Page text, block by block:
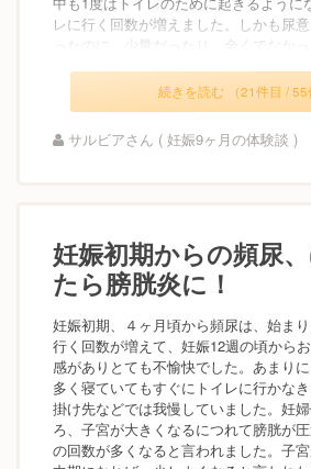
レに行く回数が増えました。しかも尿
ったのに、少量だったり、全くでなか
続きを読む （21件目 / 55
サルビアさん ( 妊娠9ヶ月の体験談 )
妊娠初期からの頻尿
たら膀胱炎に！
妊娠初期、４ヶ月頃から頻尿は、始ま
行く回数が増えて、妊娠12週の頃から
感がありとても不愉快でした。あまり
多く寝ていてもすぐにトイレに行かな
掛け先などでは我慢していました。妊
ろ、子宮が大きくなるにつれて膀胱が
の回数が多くなると言われました。子